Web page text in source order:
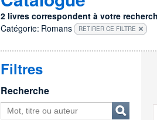
2 livres correspondent à votre
Catégorie: Romans RETIRER CE FILTRE
Filtres
Recherche